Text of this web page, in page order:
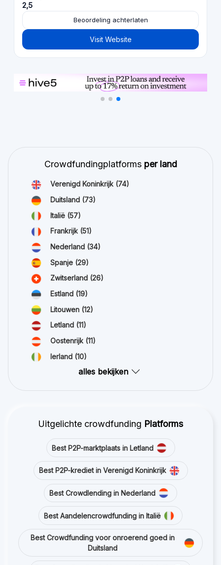
2,5
Beoordeling achterlaten
Visit Website
Crowdfundingplatforms per land
Verenigd Koninkrijk (74)
Duitsland (73)
Italië (57)
Frankrijk (51)
Nederland (34)
Spanje (29)
Zwitserland (26)
Estland (19)
Litouwen (12)
Letland (11)
Oostenrijk (11)
Ierland (10)
alles bekijken
Uitgelichte crowdfunding Platforms
Best P2P-marktplaats in Letland
Best P2P-krediet in Verenigd Koninkrijk
Best Crowdlending in Nederland
Best Aandelencrowdfunding in Italië
Best Crowdfunding voor onroerend goed in
Duitsland